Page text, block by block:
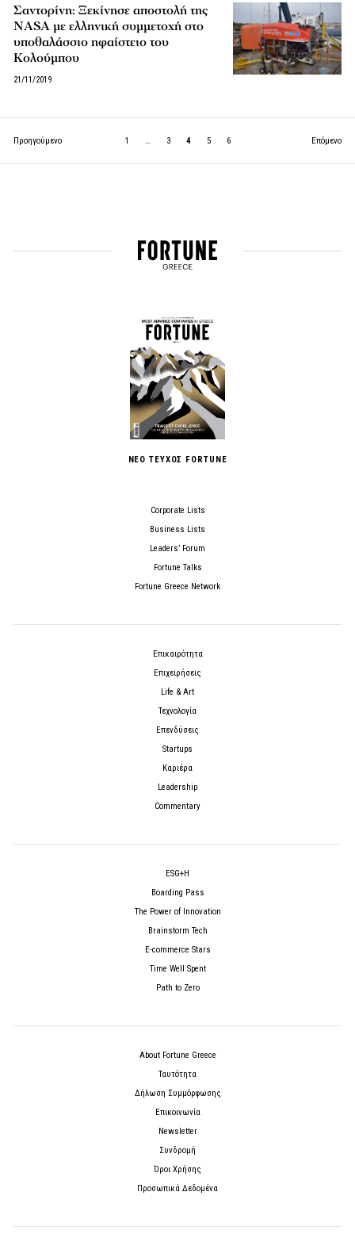
Σαντορίνη: Ξεκίνησε αποστολή της
NASA με ελληνική συμμετοχή στο
υποθαλάσσιο ηφαίστειο του
Κολούμπου
21/11/2019
Προηγούμενο 1 … 3 4 5 6 Επόμενο
ΝΕΟ ΤΕΥΧΟΣ FORTUNE
Corporate Lists
Business Lists
Leaders’ Forum
Fortune Talks
Fortune Greece Network
Επικαιρότητα
Επιχειρήσεις
Life & Art
Τεχνολογία
Επενδύσεις
Startups
Καριέρα
Leadership
Commentary
ESG+H
Boarding Pass
The Power of Innovation
Brainstorm Tech
E-commerce Stars
Time Well Spent
Path to Zero
About Fortune Greece
Ταυτότητα
Δήλωση Συμμόρφωσης
Επικοινωνία
Newsletter
Συνδρομή
Όροι Χρήσης
Προσωπικά Δεδομένα